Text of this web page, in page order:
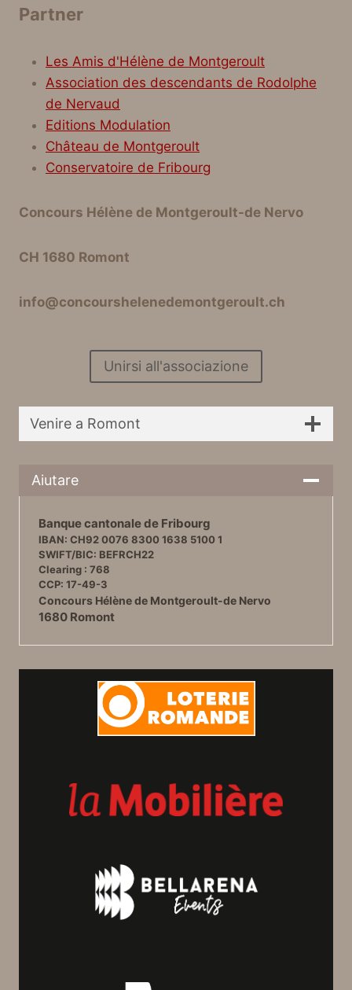
Partner
Les Amis d'Hélène de Montgeroult
Association des descendants de Rodolphe
de Nervaud
Editions Modulation
Château de Montgeroult
Conservatoire de Fribourg
Concours Hélène de Montgeroult-de Nervo
CH 1680 Romont
info@concourshelenedemontgeroult.ch
Unirsi all'associazione
Venire a Romont
Aiutare
Banque cantonale de Fribourg
IBAN: CH92 0076 8300 1638 5100 1
SWIFT/BIC: BEFRCH22
Clearing : 768
CCP: 17-49-3
Concours Hélène de Montgeroult-de Nervo
1680 Romont